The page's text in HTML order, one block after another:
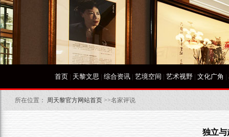
首页| 天黎文思 | 综合资讯| 艺境空间 | 艺术视野| 文化广角 |
所在位置： 周天黎官方网站首页 >>名家评说
独立